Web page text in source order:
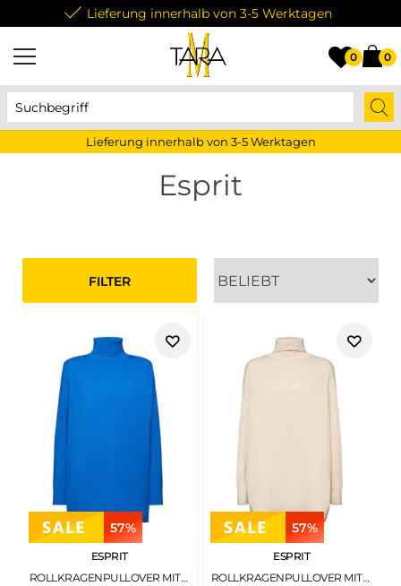
Lieferung innerhalb von 3-5 Werktagen
0 0
Lieferung innerhalb von 3-5 Werktagen
Esprit
FILTER
57%
ESPRIT
ROLLKRAGENPULLOVER MIT FLEDERMAUSÄRMELN BRIGHT BLUE
57%
ESPRIT
ROLLKRAGENPULLOVER MIT FLEDERMAUSÄRMELN CREAM BEIGE